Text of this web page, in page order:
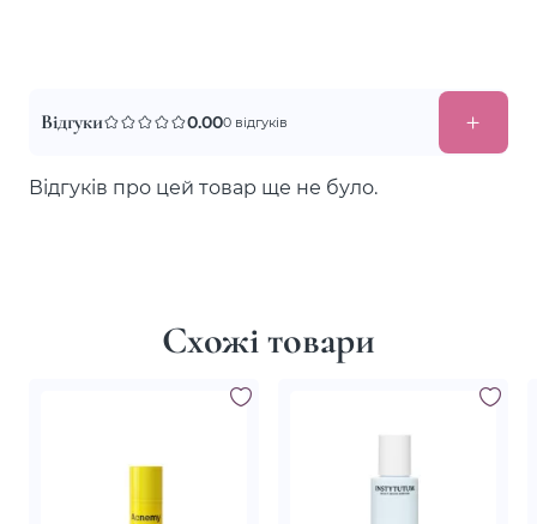
Відгуки 0.000 відгуків
Відгуків про цей товар ще не було.
Схожі товари